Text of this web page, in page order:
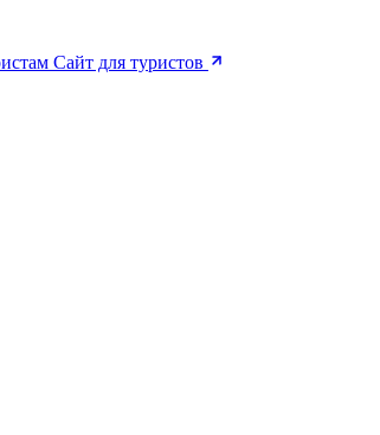
Сайт для туристов